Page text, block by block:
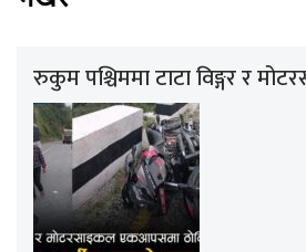
रुकुम पश्चिममा टाटा विङ्गर र